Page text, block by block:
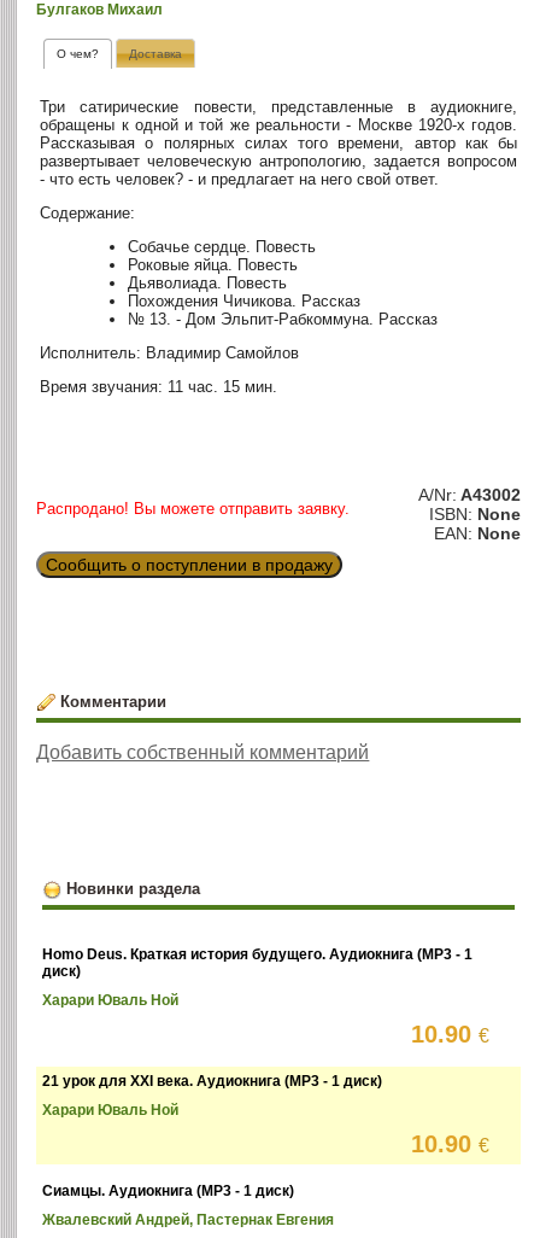
Булгаков Михаил
О чем? Доставка
Три сатирические повести, представленные в аудиокниге,
обращены к одной и той же реальности - Москве 1920-х годов.
Рассказывая о полярных силах того времени, автор как бы
развертывает человеческую антропологию, задается вопросом
- что есть человек? - и предлагает на него свой ответ.
Содержание:
Собачье сердце. Повесть
Роковые яйца. Повесть
Дьяволиада. Повесть
Похождения Чичикова. Рассказ
№ 13. - Дом Эльпит-Рабкоммуна. Рассказ
Исполнитель: Владимир Самойлов
Время звучания: 11 час. 15 мин.
Распродано! Вы можете отправить заявку.
Сообщить о поступлении в продажу
A/Nr: A43002
ISBN: None
EAN: None
Комментарии
Добавить собственный комментарий
Новинки раздела
Homo Deus. Краткая история будущего. Аудиокнига (MP3 - 1
диск)
Харари Юваль Ной
10.90€
21 урок для XXI века. Аудиокнига (MP3 - 1 диск)
Харари Юваль Ной
10.90€
Сиамцы. Аудиокнига (MP3 - 1 диск)
Жвалевский Андрей, Пастернак Евгения